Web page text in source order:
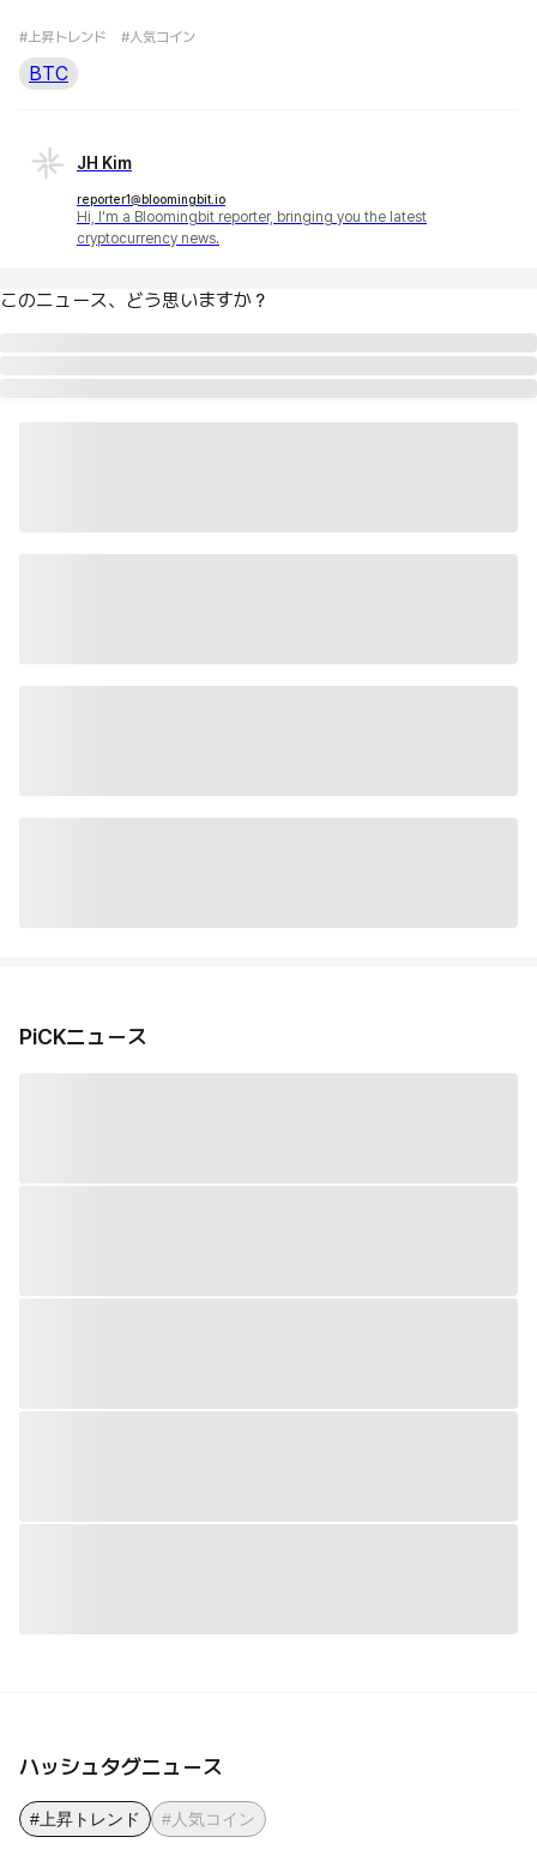
#上昇トレンド #人気コイン
BTC
JH Kim
reporter1@bloomingbit.io
Hi, I'm a Bloomingbit reporter, bringing you the latest
cryptocurrency news.
このニュース、どう思いますか？
PiCKニュース
ハッシュタグニュース
#上昇トレンド #人気コイン